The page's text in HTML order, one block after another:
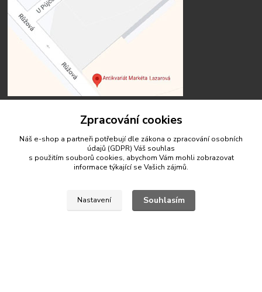
Kontakty
antikvariat.marketa.lazarova@gmail.com
Zpracování cookies
Náš e-shop a partneři potřebují dle zákona o zpracování osobních
údajů (GDPR) Váš souhlas
s použitím souborů cookies, abychom Vám mohli zobrazovat
informace týkající se Vašich zájmů.
Nastavení Souhlasím